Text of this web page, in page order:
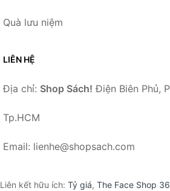
Quà lưu niệm
LIÊN HỆ
Địa chỉ: Shop Sách! Điện Biên Phủ,
Tp.HCM
Email: lienhe@shopsach.com
Liên kết hữu ích: Tỷ giá, The Face Shop